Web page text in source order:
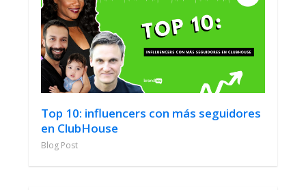
Top 10: influencers con más seguidores
en ClubHouse
Blog Post